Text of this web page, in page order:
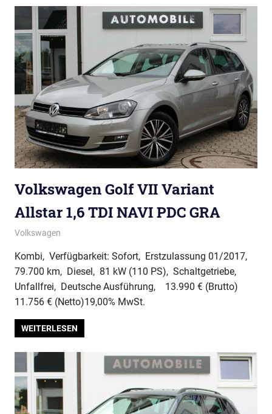
Volkswagen Golf VII Variant
Allstar 1,6 TDI NAVI PDC GRA
Volkswagen
Kombi, Verfügbarkeit: Sofort, Erstzulassung 01/2017,
79.700 km, Diesel, 81 kW (110 PS), Schaltgetriebe,
Unfallfrei, Deutsche Ausführung, 13.990 € (Brutto)
11.756 € (Netto)19,00% MwSt.
WEITERLESEN